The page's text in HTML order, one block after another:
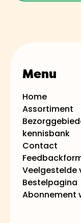
Menu
Home
Assortiment
kennisbank
Contact
Veelgestelde
Bestelpagina
Abonnement